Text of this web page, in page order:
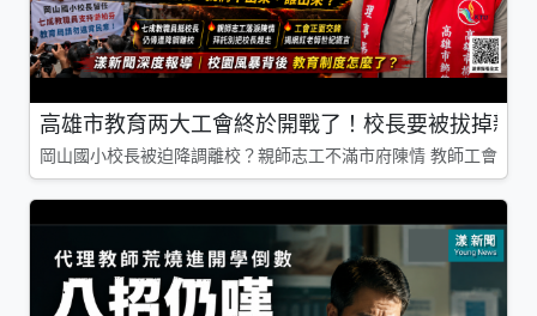
高雄市教育两大工會終於開戰了！校長要被拔掉親
岡山國小校長被迫降調離校？親師志工不滿市府陳情 教師工會槓